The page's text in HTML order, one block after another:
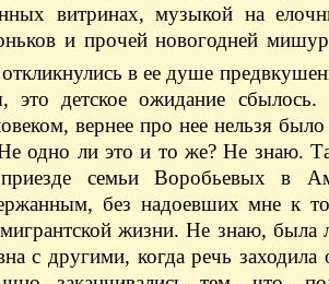
витринах, музыкой на
и прочей новогодней
откликнулись в ее душе
это детское ожидание
вернее про нее нельзя было
одно ли это и то же? Не знаю.
семьи Воробьевых в
без надоевших мне к
жизни. Не знаю,
с другими, когда речь